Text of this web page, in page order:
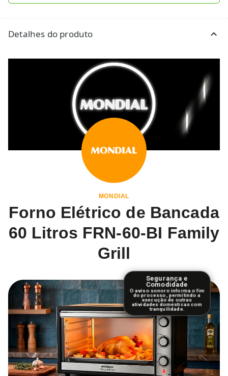
Detalhes do produto
MONDIAL
Forno Elétrico de Bancada
60 Litros FRN-60-BI Family
Grill
Segurança e
Comodidade
O aviso sonoro informa o fim
do processo, permitindo a
execução de outras
atividades domésticas com
tranquilidade.